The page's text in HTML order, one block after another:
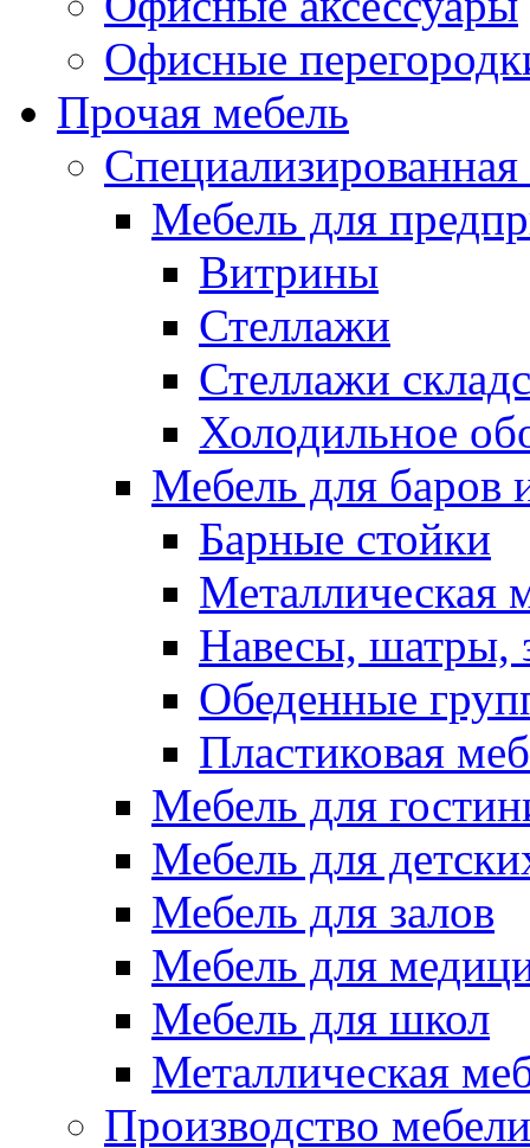
Офисные
Прочая мебель
Специализированная
Мебель для
Витрины
Стеллажи
Стеллажи
Холодильное
Мебель для баров
Барные стойки
Металлическая
Навесы, шатры,
Обеденные
Пластиковая
Мебель для
Мебель для
Мебель для залов
Мебель для
Мебель для школ
Металлическая
Производство мебели